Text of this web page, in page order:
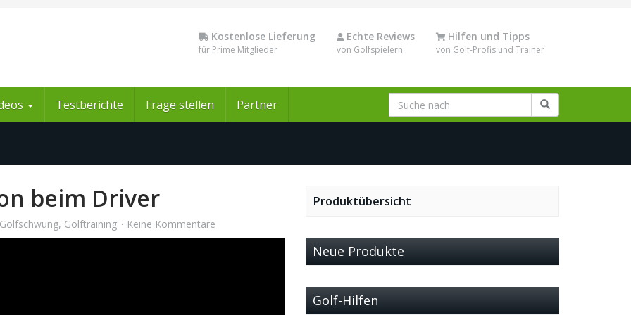
Kostenlose Lieferung
für Prime Mitglieder
Echte Reviews
von Golfspielern
Hilfen und Tipps
von Golf-Profis und Trainer
Testberichte Frage stellen Partner
beim Driver
Golfschwung, Golftraining Keine Kommentare
Produktübersicht
Neue Produkte
Golf-Hilfen